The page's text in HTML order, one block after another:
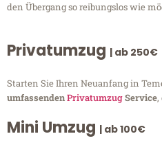
den Übergang so reibungslos wie
Privatumzug | ab 250€
Starten Sie Ihren Neuanfang in
umfassendenPrivatumzugService,
Mini Umzug | ab 100€